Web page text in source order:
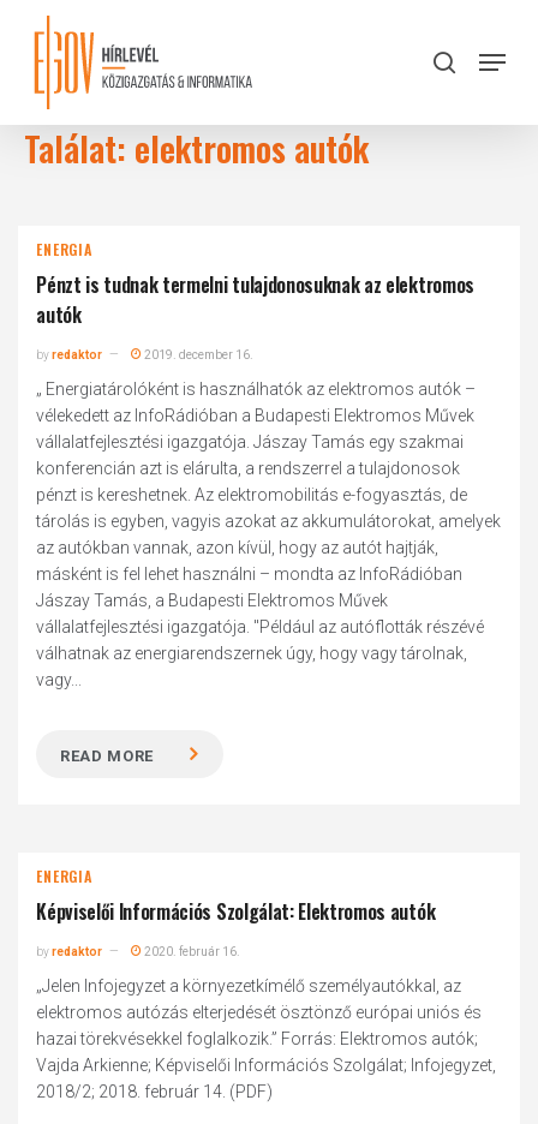
content
search
Menu
Találat: elektromos autók
ENERGIA
Pénzt is tudnak termelni tulajdonosuknak az elektromos
autók
byredaktor 2019. december 16.
„ Energiatárolóként is használhatók az elektromos autók –
vélekedett az InfoRádióban a Budapesti Elektromos Művek
vállalatfejlesztési igazgatója. Jászay Tamás egy szakmai
konferencián azt is elárulta, a rendszerrel a tulajdonosok
pénzt is kereshetnek. Az elektromobilitás e-fogyasztás, de
tárolás is egyben, vagyis azokat az akkumulátorokat, amelyek
az autókban vannak, azon kívül, hogy az autót hajtják,
másként is fel lehet használni – mondta az InfoRádióban
Jászay Tamás, a Budapesti Elektromos Művek
vállalatfejlesztési igazgatója. "Például az autóflották részévé
válhatnak az energiarendszernek úgy, hogy vagy tárolnak,
vagy...
READ MORE
ENERGIA
Képviselői Információs Szolgálat: Elektromos autók
byredaktor 2020. február 16.
„Jelen Infojegyzet a környezetkímélő személyautókkal, az
elektromos autózás elterjedését ösztönző európai uniós és
hazai törekvésekkel foglalkozik.” Forrás: Elektromos autók;
Vajda Arkienne; Képviselői Információs Szolgálat; Infojegyzet,
2018/2; 2018. február 14. (PDF)
Close